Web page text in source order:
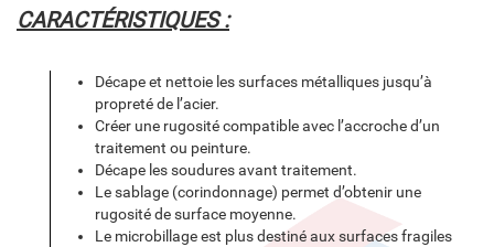
CARACTÉRISTIQUES :
Décape et nettoie les surfaces métalliques jusqu’à
propreté de l’acier.
Créer une rugosité compatible avec l’accroche d’un
traitement ou peinture.
Décape les soudures avant traitement.
Le sablage (corindonnage) permet d’obtenir une
rugosité de surface moyenne.
Le microbillage est plus destiné aux surfaces fragiles